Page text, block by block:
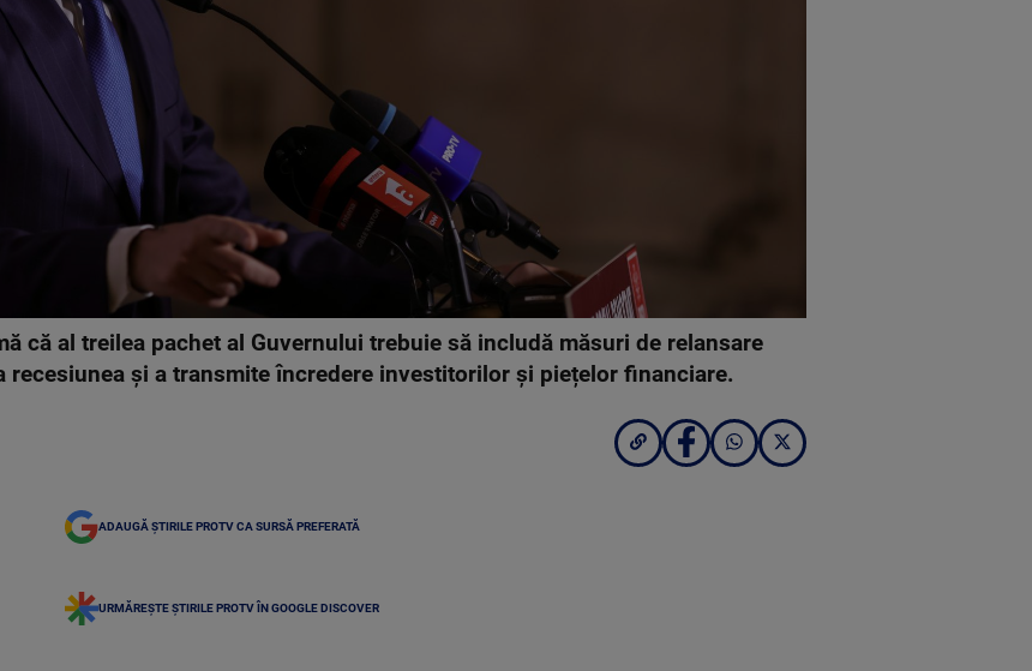
că al treilea pachet al Guvernului trebuie să includă măsuri de relansare
recesiunea și a transmite încredere investitorilor și piețelor financiare.
ADAUGĂ ȘTIRILE PROTV CA SURSĂ PREFERATĂ
URMĂREȘTE ȘTIRILE PROTV ÎN GOOGLE DISCOVER